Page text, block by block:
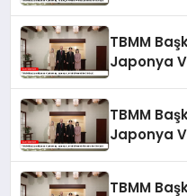
TBMM
Japonya
TBMM
Japonya
TBMM